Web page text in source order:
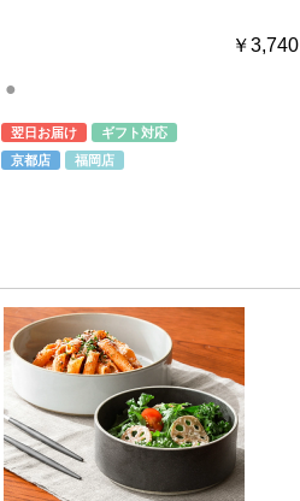
￥3,740
●
翌日お届け
ギフト対応
京都店
福岡店